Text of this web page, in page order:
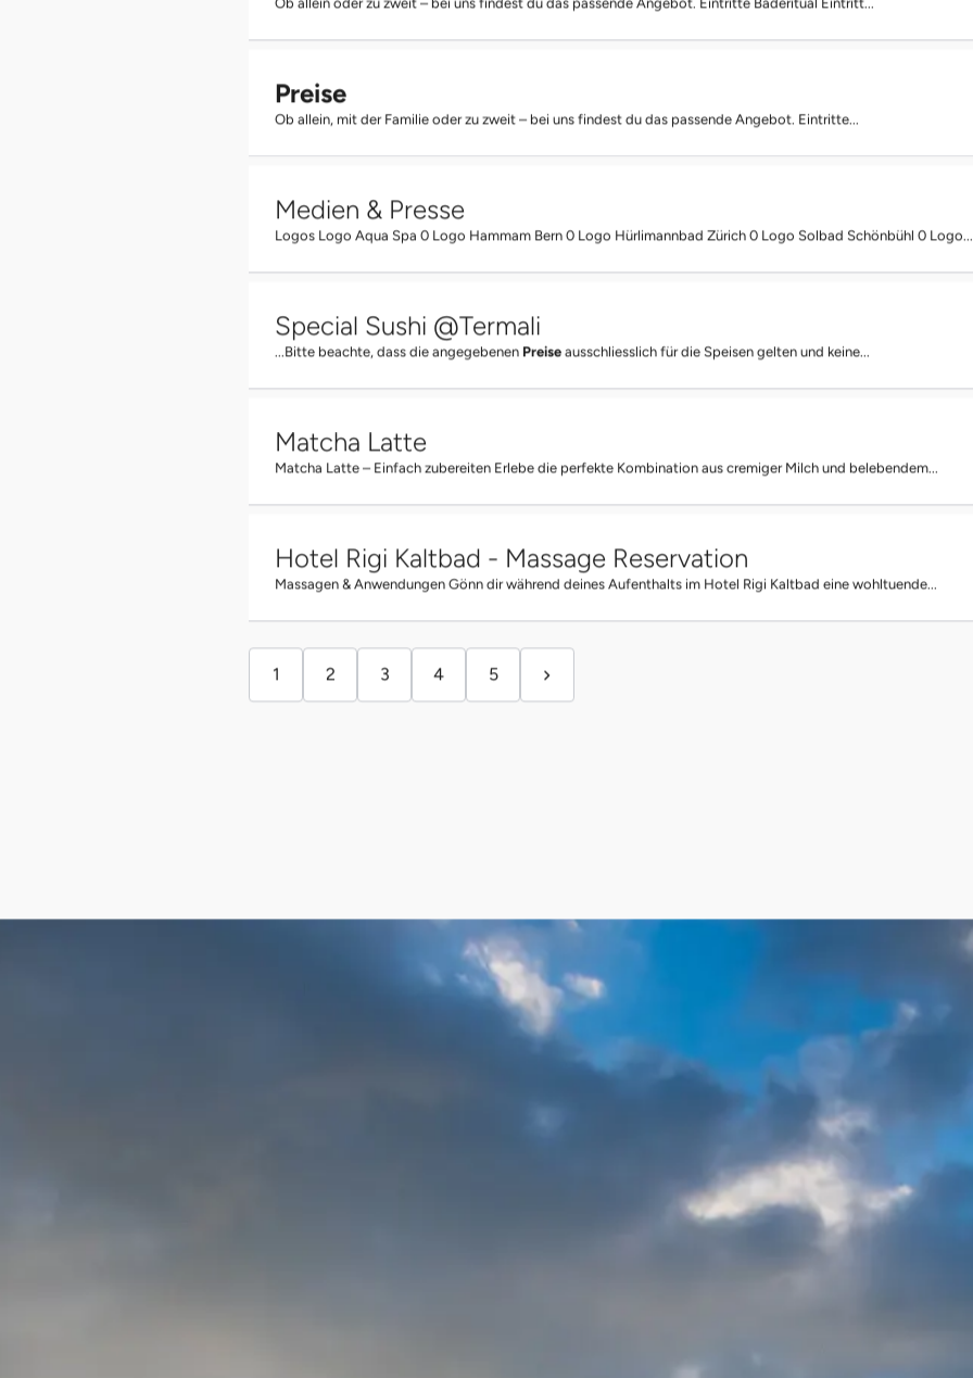
Ob allein oder zu zweit – bei uns findest du das passende Angebot. Eintritte Baderitual Eintritt...
Preise
Ob allein, mit der Familie oder zu zweit – bei uns findest du das passende Angebot. Eintritte...
Medien & Presse
Logos Logo Aqua Spa 0 Logo Hammam Bern 0 Logo Hürlimannbad Zürich 0 Logo Solbad Schönbühl 0 Logo...
Special Sushi @Termali
...Bitte beachte, dass die angegebenen Preise ausschliesslich für die Speisen gelten und keine...
Matcha Latte
Matcha Latte – Einfach zubereiten Erlebe die perfekte Kombination aus cremiger Milch und belebendem...
Hotel Rigi Kaltbad - Massage Reservation
Massagen & Anwendungen Gönn dir während deines Aufenthalts im Hotel Rigi Kaltbad eine wohltuende...
1 2 3 4 5